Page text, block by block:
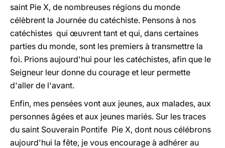
saint Pie X, de nombreuses régions du monde
célèbrent la Journée du catéchiste. Pensons à nos
catéchistes qui œuvrent tant et qui, dans certaines
parties du monde, sont les premiers à transmettre la
foi. Prions aujourd'hui pour les catéchistes, afin que le
Seigneur leur donne du courage et leur permette
d'aller de l'avant.
Enfin, mes pensées vont aux jeunes, aux malades, aux
personnes âgées et aux jeunes mariés. Sur les traces
du saint Souverain Pontife Pie X, dont nous célébrons
aujourd'hui la fête, je vous encourage à adhérer au